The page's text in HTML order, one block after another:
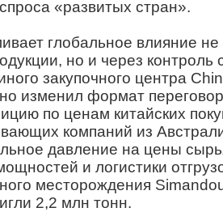
«развитых стран».
глобальное влияние не
но и через
закупочного центра
изменил формат
по ценам китайских
компаний из
давление на цены
и логистики
месторождения
2,2 млн тонн.